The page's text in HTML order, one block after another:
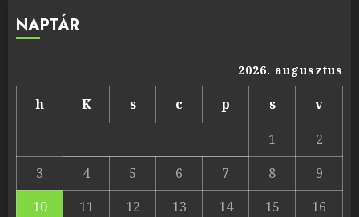
NAPTÁR
2026. augusztus
h K s c p s
v
1
2
3
4 5 6 7 8
9
10
11 12 13 14 15 16